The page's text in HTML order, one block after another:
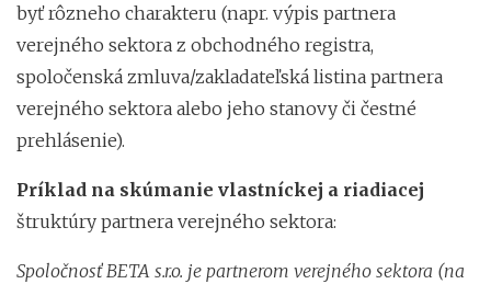
byť rôzneho charakteru (napr. výpis partnera
verejného sektora z obchodného registra,
spoločenská zmluva/zakladateľská listina partnera
verejného sektora alebo jeho stanovy či čestné
prehlásenie).
Príklad na skúmanie vlastníckej a riadiacej
štruktúry partnera verejného sektora:
Spoločnosť BETA s.r.o. je partnerom verejného sektora (na